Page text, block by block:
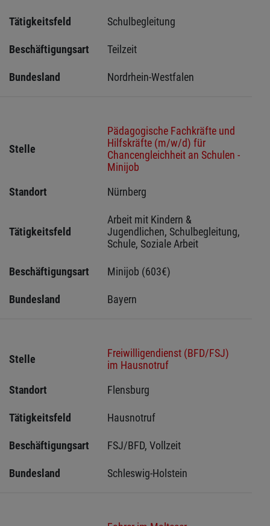
Tätigkeitsfeld Schulbegleitung
Beschäftigungsart Teilzeit
Bundesland Nordrhein-Westfalen
Stelle
Pädagogische Fachkräfte und
Hilfskräfte (m/w/d) für
Chancengleichheit an Schulen -
Minijob
Standort
Nürnberg
Tätigkeitsfeld
Arbeit mit Kindern &
Jugendlichen, Schulbegleitung,
Schule, Soziale Arbeit
Beschäftigungsart Minijob (603€)
Bundesland Bayern
Stelle
Freiwilligendienst (BFD/FSJ)
im Hausnotruf
Standort
Flensburg
Tätigkeitsfeld Hausnotruf
Beschäftigungsart FSJ/BFD, Vollzeit
Bundesland Schleswig-Holstein